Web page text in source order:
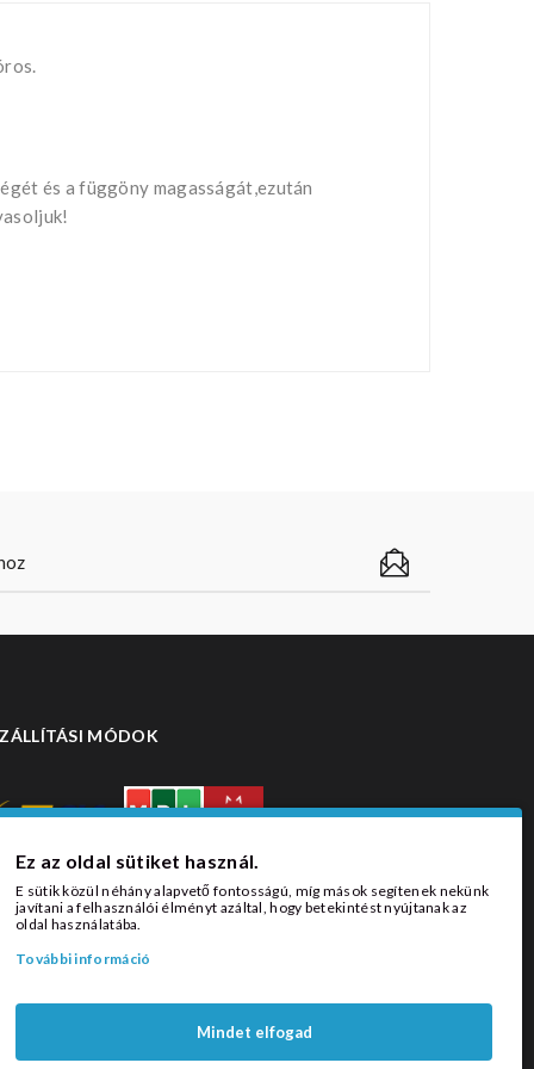
és a függöny magasságát,ezután
MÓDOK
Ez az oldal sütiket használ.
E sütik közül néhány alapvető fontosságú, míg mások segítenek nekünk
javítani a felhasználói élményt azáltal, hogy betekintést nyújtanak az
oldal használatába.
További információ
Mindet elfogad